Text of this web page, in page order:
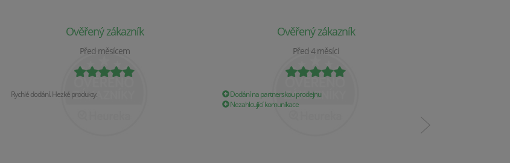
Ověřený zákazník
Před měsícem
Rychlé dodání. Hezké produkty.
Ověřený zákazník
Před 4 měsíci
Dodání na partnerskou prodejnu
Nezahlcující komunikace